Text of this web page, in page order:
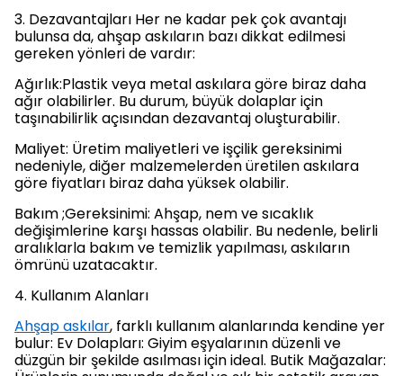
3. Dezavantajları Her ne kadar pek çok avantajı
bulunsa da, ahşap askıların bazı dikkat edilmesi
gereken yönleri de vardır:
Ağırlık:Plastik veya metal askılara göre biraz daha
ağır olabilirler. Bu durum, büyük dolaplar için
taşınabilirlik açısından dezavantaj oluşturabilir.
Maliyet: Üretim maliyetleri ve işçilik gereksinimi
nedeniyle, diğer malzemelerden üretilen askılara
göre fiyatları biraz daha yüksek olabilir.
Bakım ;Gereksinimi: Ahşap, nem ve sıcaklık
değişimlerine karşı hassas olabilir. Bu nedenle, belirli
aralıklarla bakım ve temizlik yapılması, askıların
ömrünü uzatacaktır.
4. Kullanım Alanları
Ahşap askılar, farklı kullanım alanlarında kendine yer
bulur: Ev Dolapları: Giyim eşyalarının düzenli ve
düzgün bir şekilde asılması için ideal. Butik Mağazalar: